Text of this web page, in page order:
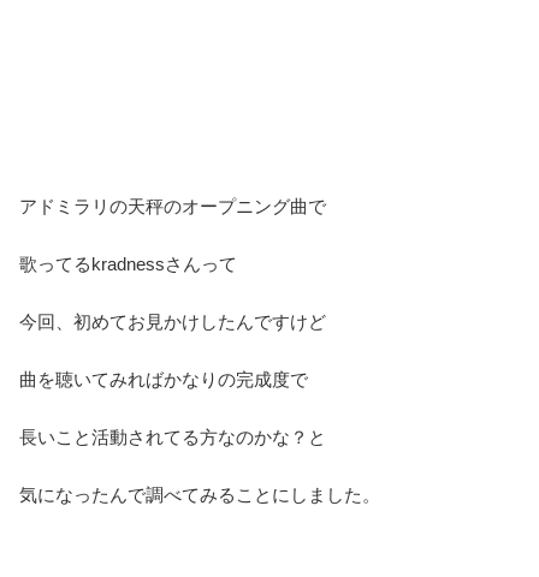
アドミラリの天秤のオープニング曲で
歌ってるkradnessさんって
今回、初めてお見かけしたんですけど
曲を聴いてみればかなりの完成度で
長いこと活動されてる方なのかな？と
気になったんで調べてみることにしました。